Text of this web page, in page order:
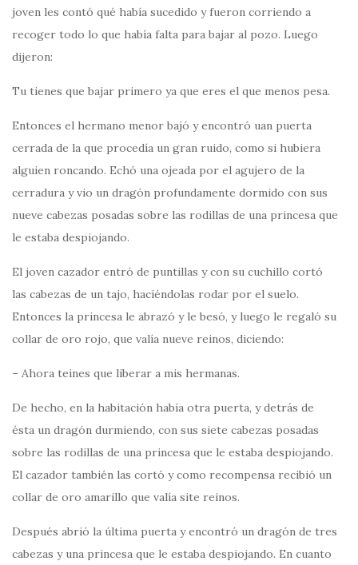
joven les contó qué había sucedido y fueron corriendo a
recoger todo lo que había falta para bajar al pozo. Luego
dijeron:
Tu tienes que bajar primero ya que eres el que menos pesa.
Entonces el hermano menor bajó y encontró uan puerta
cerrada de la que procedía un gran ruido, como si hubiera
alguien roncando. Echó una ojeada por el agujero de la
cerradura y vio un dragón profundamente dormido con sus
nueve cabezas posadas sobre las rodillas de una princesa que
le estaba despiojando.
El joven cazador entró de puntillas y con su cuchillo cortó
las cabezas de un tajo, haciéndolas rodar por el suelo.
Entonces la princesa le abrazó y le besó, y luego le regaló su
collar de oro rojo, que valía nueve reinos, diciendo:
– Ahora teines que liberar a mis hermanas.
De hecho, en la habitación había otra puerta, y detrás de
ésta un dragón durmiendo, con sus siete cabezas posadas
sobre las rodillas de una princesa que le estaba despiojando.
El cazador también las cortó y como recompensa recibió un
collar de oro amarillo que valía site reinos.
Después abrió la última puerta y encontró un dragón de tres
cabezas y una princesa que le estaba despiojando. En cuanto